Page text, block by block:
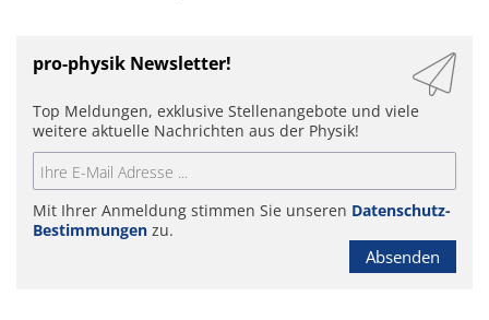
pro-physik Newsletter!
Top Meldungen, exklusive Stellenangebote und viele
weitere aktuelle Nachrichten aus der Physik!
Mit Ihrer Anmeldung stimmen Sie unseren Datenschutz-
Bestimmungen zu.
Absenden